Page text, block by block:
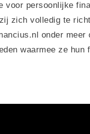
voor persoonlijke
zich volledig te
onder
waarmee ze hun